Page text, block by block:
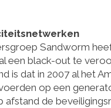
Sandworm
een black-out te
is dat in 2007 al het
op een
afstand de